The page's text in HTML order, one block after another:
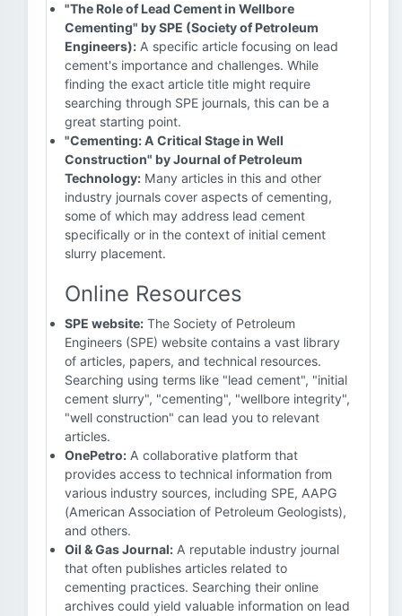
"The Role of Lead Cement in Wellbore
Cementing" by SPE (Society of Petroleum
Engineers): A specific article focusing on lead
cement's importance and challenges. While
finding the exact article title might require
searching through SPE journals, this can be a
great starting point.
"Cementing: A Critical Stage in Well
Construction" by Journal of Petroleum
Technology: Many articles in this and other
industry journals cover aspects of cementing,
some of which may address lead cement
specifically or in the context of initial cement
slurry placement.
Online Resources
SPE website: The Society of Petroleum
Engineers (SPE) website contains a vast library
of articles, papers, and technical resources.
Searching using terms like "lead cement", "initial
cement slurry", "cementing", "wellbore integrity",
"well construction" can lead you to relevant
articles.
OnePetro: A collaborative platform that
provides access to technical information from
various industry sources, including SPE, AAPG
(American Association of Petroleum Geologists),
and others.
Oil & Gas Journal: A reputable industry journal
that often publishes articles related to
cementing practices. Searching their online
archives could yield valuable information on lead